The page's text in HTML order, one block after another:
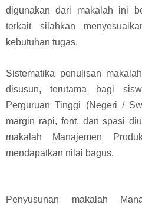
digunakan dari makalah ini
terkait silahkan
kebutuhan tugas.
Sistematika penulisan
disusun, terutama bagi
Perguruan Tinggi (Negeri /
margin rapi, font, dan spasi
makalah Manajemen
mendapatkan nilai bagus.
Penyusunan makalah